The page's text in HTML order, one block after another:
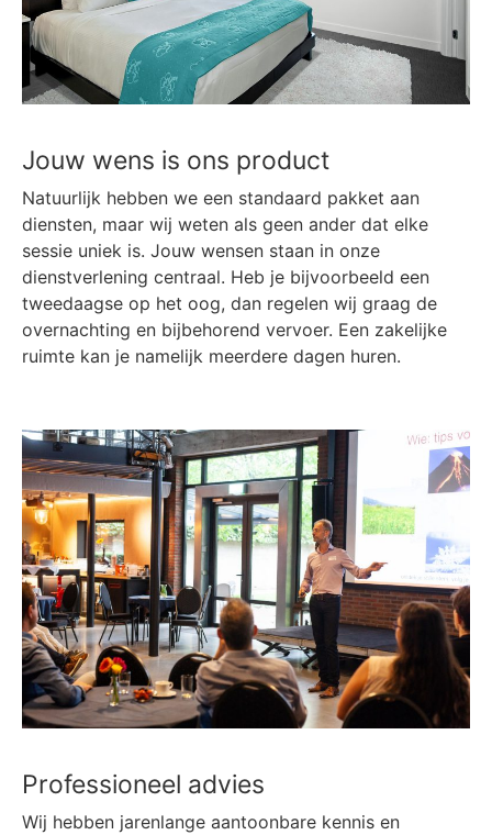
Jouw wens is ons product
Natuurlijk hebben we een standaard pakket aan
diensten, maar wij weten als geen ander dat elke
sessie uniek is. Jouw wensen staan in onze
dienstverlening centraal. Heb je bijvoorbeeld een
tweedaagse op het oog, dan regelen wij graag de
overnachting en bijbehorend vervoer. Een zakelijke
ruimte kan je namelijk meerdere dagen huren.
Professioneel advies
Wij hebben jarenlange aantoonbare kennis en